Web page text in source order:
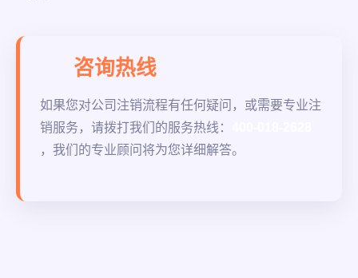
咨询热线
如果您对公司注销流程有任何疑问，或需要专业注
销服务，请拨打我们的服务热线：
，我们的专业顾问将为您详细解答。